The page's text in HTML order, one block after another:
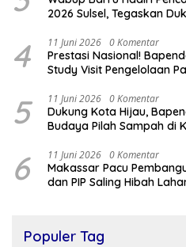
2026 Sulsel, Tegaskan
4 11 Juni 2026 0 Komentar
Prestasi Nasional!
Study Visit Pengelolaan
5 11 Juni 2026 0 Komentar
Dukung Kota Hijau,
Budaya Pilah Sampah di
6 11 Juni 2026 0 Komentar
Makassar Pacu
dan PIP Saling Hibah
Populer Tag